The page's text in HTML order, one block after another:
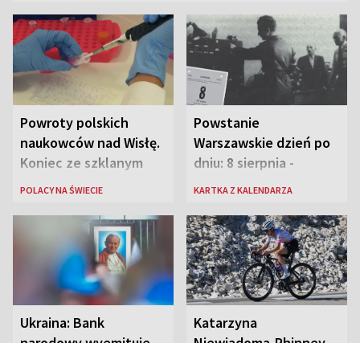
Powroty polskich
naukowców nad Wisłę.
Koniec ze szklanym
sufitem
POLACY NA ŚWIECIE
Powstanie
Warszawskie dzień po
dniu: 8 sierpnia -
rozbrzmiewa radio
„Antka Rozpylacza”
KARTKA Z KALENDARZA
Ukraina: Bank
Katarzyna